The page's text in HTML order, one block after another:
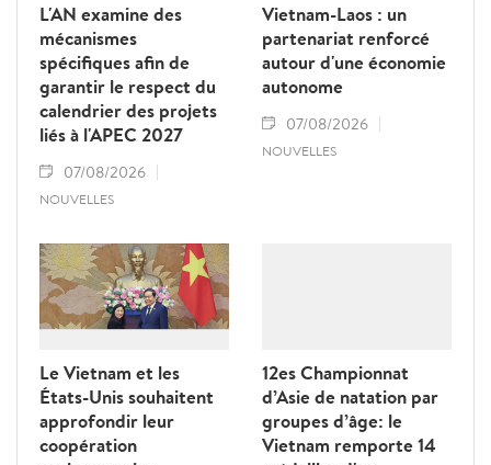
L'AN examine des
mécanismes
spécifiques afin de
garantir le respect du
calendrier des projets
liés à l'APEC 2027
07/08/2026
NOUVELLES
Vietnam-Laos : un
partenariat renforcé
autour d'une économie
autonome
07/08/2026
NOUVELLES
Le Vietnam et les
États-Unis souhaitent
approfondir leur
coopération
12es Championnat
d’Asie de natation par
groupes d’âge: le
Vietnam remporte 14